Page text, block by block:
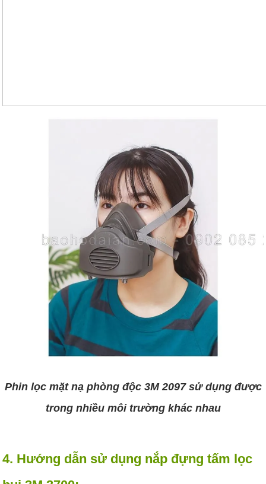
Phin lọc mặt nạ phòng độc 3M 2097 sử dụng được
trong nhiều môi trường khác nhau
4. Hướng dẫn sử dụng nắp đựng tấm lọc